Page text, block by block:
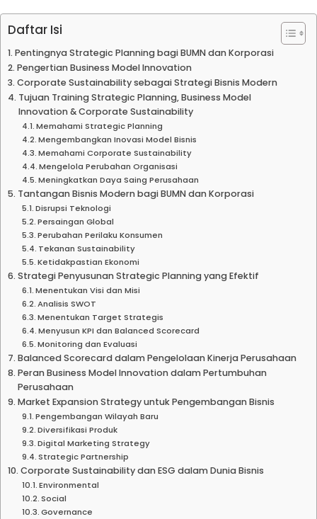
Daftar Isi
Pentingnya Strategic Planning bagi BUMN dan Korporasi
Pengertian Business Model Innovation
Corporate Sustainability sebagai Strategi Bisnis Modern
Tujuan Training Strategic Planning, Business Model
Innovation & Corporate Sustainability
Memahami Strategic Planning
Mengembangkan Inovasi Model Bisnis
Memahami Corporate Sustainability
Mengelola Perubahan Organisasi
Meningkatkan Daya Saing Perusahaan
Tantangan Bisnis Modern bagi BUMN dan Korporasi
Disrupsi Teknologi
Persaingan Global
Perubahan Perilaku Konsumen
Tekanan Sustainability
Ketidakpastian Ekonomi
Strategi Penyusunan Strategic Planning yang Efektif
Menentukan Visi dan Misi
Analisis SWOT
Menentukan Target Strategis
Menyusun KPI dan Balanced Scorecard
Monitoring dan Evaluasi
Balanced Scorecard dalam Pengelolaan Kinerja Perusahaan
Peran Business Model Innovation dalam Pertumbuhan
Perusahaan
Market Expansion Strategy untuk Pengembangan Bisnis
Pengembangan Wilayah Baru
Diversifikasi Produk
Digital Marketing Strategy
Strategic Partnership
Corporate Sustainability dan ESG dalam Dunia Bisnis
Environmental
Social
Governance